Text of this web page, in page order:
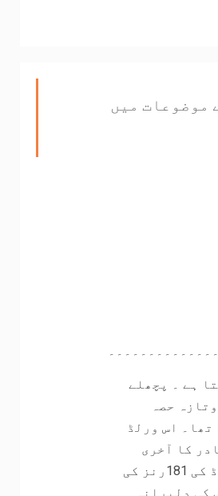
موضوعات میں
ہے ۔ پچھلے
حصہ
تھا۔ اس ورلڈ
کا آخری
اوور میں کورٹنی والش کو لگایا گیا چھکا۔ سری لنکا کے خلاف ویوین رچرڈ کی 181رنز کی
دلیرانہ